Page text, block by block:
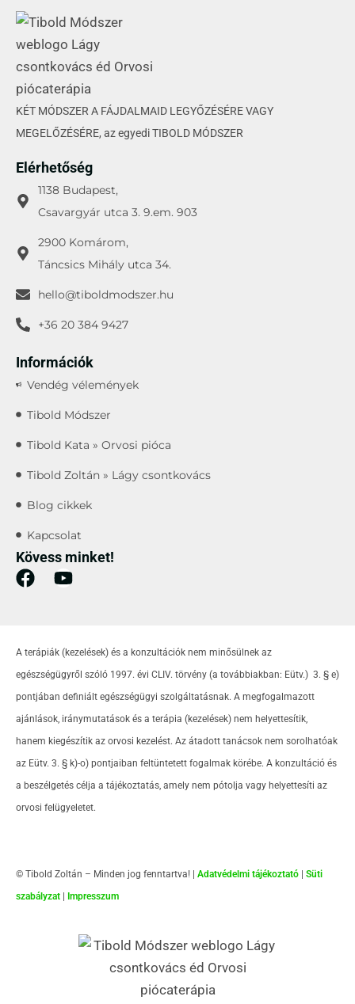
KÉT MÓDSZER A FÁJDALMAID LEGYŐZÉSÉRE VAGY
MEGELŐZÉSÉRE, az egyedi TIBOLD MÓDSZER
Elérhetőség
1138 Budapest,
Csavargyár utca 3. 9.em. 903
2900 Komárom,
Táncsics Mihály utca 34.
hello@tiboldmodszer.hu
+36 20 384 9427
Információk
Vendég vélemények
Tibold Módszer
Tibold Kata » Orvosi pióca
Tibold Zoltán » Lágy csontkovács
Blog cikkek
Kapcsolat
Kövess minket!
A terápiák (kezelések) és a konzultációk nem minősülnek az
egészségügyről szóló 1997. évi CLIV. törvény (a továbbiakban: Eütv.) 3. § e)
pontjában definiált egészségügyi szolgáltatásnak. A megfogalmazott
ajánlások, iránymutatások és a terápia (kezelések) nem helyettesítik,
hanem kiegészítik az orvosi kezelést. Az átadott tanácsok nem sorolhatóak
az Eütv. 3. § k)-o) pontjaiban feltüntetett fogalmak körébe. A konzultáció és
a beszélgetés célja a tájékoztatás, amely nem pótolja vagy helyettesíti az
orvosi felügyeletet.
© Tibold Zoltán – Minden jog fenntartva! | Adatvédelmi tájékoztató
Süti
szabályzat
Impresszum